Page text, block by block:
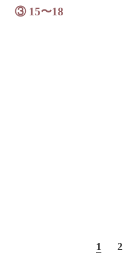
③ 15〜18
1 2